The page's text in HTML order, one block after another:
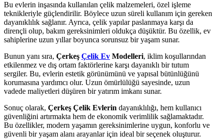
Bu evlerin inşasında kullanılan çelik malzemeleri, özel işleme
teknikleriyle güçlendirilir. Böylece uzun süreli kullanım için gereken
dayanıklılık sağlanır. Ayrıca, çelik yapılar paslanmaya karşı da
dirençli olup, bakım gereksinimleri oldukça düşüktür. Bu özellik, ev
sahiplerine uzun yıllar boyunca sorunsuz bir yaşam sunar.
Bunun yanı sıra, Çerkeş Çelik Ev Modelleri, iklim koşullarından
etkilenmez ve dış ortam faktörlerine karşı dayanıklı bir tutum
sergiler. Bu, evlerin estetik görünümünü ve yapısal bütünlüğünü
korumasına yardımcı olur. Uzun ömürlülüğü sayesinde, uzun
vadede maliyetleri düşüren bir yatırım imkanı sunar.
Sonuç olarak, Çerkeş Çelik Evlerin dayanıklılığı, hem kullanıcı
güvenliğini artırmakta hem de ekonomik verimlilik sağlamaktadır.
Bu özellikler, modern yaşamın gereksinimlerine uygun, konforlu ve
güvenli bir yaşam alanı arayanlar için ideal bir seçenek oluşturur.